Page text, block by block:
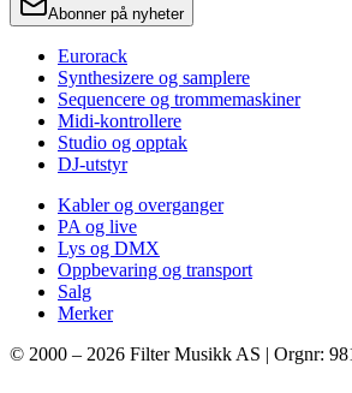
Abonner på nyheter
Eurorack
Synthesizere og samplere
Sequencere og trommemaskiner
Midi-kontrollere
Studio og opptak
DJ-utstyr
Kabler og overganger
PA og live
Lys og DMX
Oppbevaring og transport
Salg
Merker
© 2000 – 2026 Filter Musikk AS | Orgnr: